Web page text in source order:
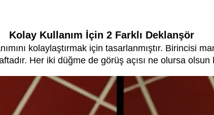
Kolay Kullanım İçin 2 Farklı Deklanşör
kolaylaştırmak için tasarlanmıştır. Birincisi
Her iki düğme de görüş açısı ne olursa